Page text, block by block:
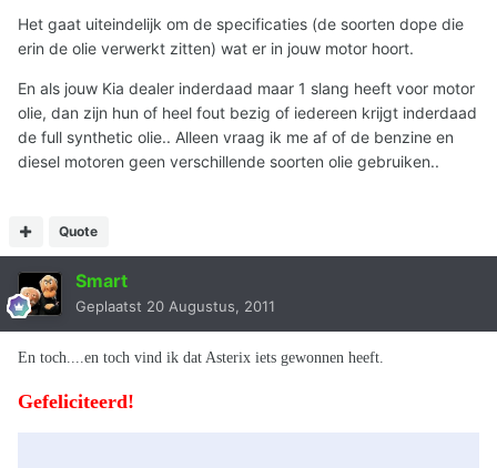
Het gaat uiteindelijk om de specificaties (de soorten dope die
erin de olie verwerkt zitten) wat er in jouw motor hoort.
En als jouw Kia dealer inderdaad maar 1 slang heeft voor motor
olie, dan zijn hun of heel fout bezig of iedereen krijgt inderdaad
de full synthetic olie.. Alleen vraag ik me af of de benzine en
diesel motoren geen verschillende soorten olie gebruiken..
Quote
Smart
Geplaatst 20 Augustus, 2011
En toch....en toch vind ik dat Asterix iets gewonnen heeft.
Gefeliciteerd!